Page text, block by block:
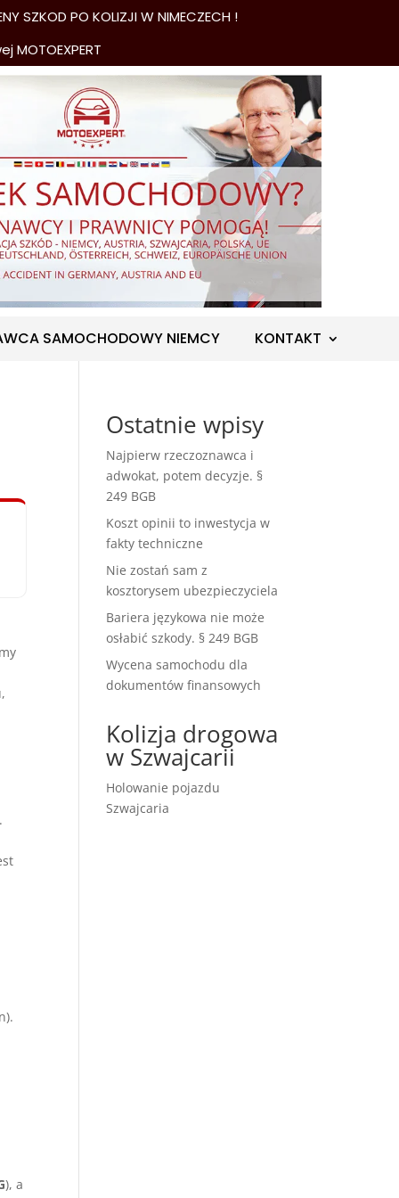
PO KOLIZJI W NIMECZECH !
SAMOCHODOWY NIEMCY KONTAKT
), a
Ostatnie wpisy
Najpierw rzeczoznawca i
adwokat, potem decyzje. §
249 BGB
Koszt opinii to inwestycja w
fakty techniczne
Nie zostań sam z
kosztorysem ubezpieczyciela
Bariera językowa nie może
osłabić szkody. § 249 BGB
Wycena samochodu dla
dokumentów finansowych
Kolizja drogowa
w Szwajcarii
Holowanie pojazdu
Szwajcaria